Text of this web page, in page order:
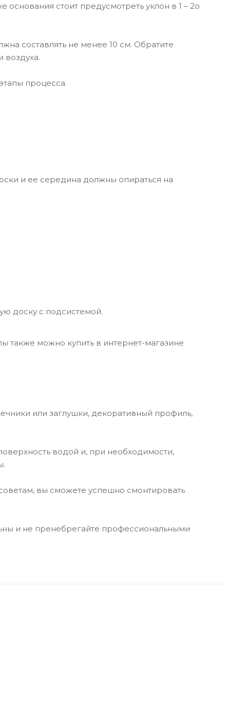
стоит предусмотреть уклон в 1 – 2о
составлять не менее 10 см. Обратите
процесса.
и ее середина должны опираться на
доску с подсистемой.
также можно купить в интернет-магазине
или заглушки, декоративный профиль,
водой и, при необходимости,
вы сможете успешно смонтировать
и не пренебрегайте профессиональными